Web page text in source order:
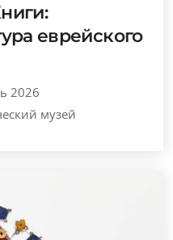
еврейского
2026
музей